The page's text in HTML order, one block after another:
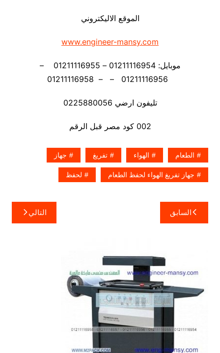
الموقع الاليكتروني
www.engineer-mansy.com
موبايل: 01211116954 – 01211116955 –
تليفون ارضي 0225880056
002 كود مصر قبل الرقم
الطعام الهواء تفريغ جهاز
جهاز تفريغ الهواء لحفظ الطعام لحفظ
تصفّح
المقالات
السابق التالي